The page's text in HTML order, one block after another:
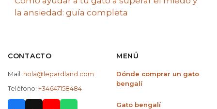
la ansiedad: guía completa
CONTACTO
Mail: hola@lepardland.com
Teléfono: +34647158484
MENÚ
Dónde comprar un gato
bengalí
Gato bengalí